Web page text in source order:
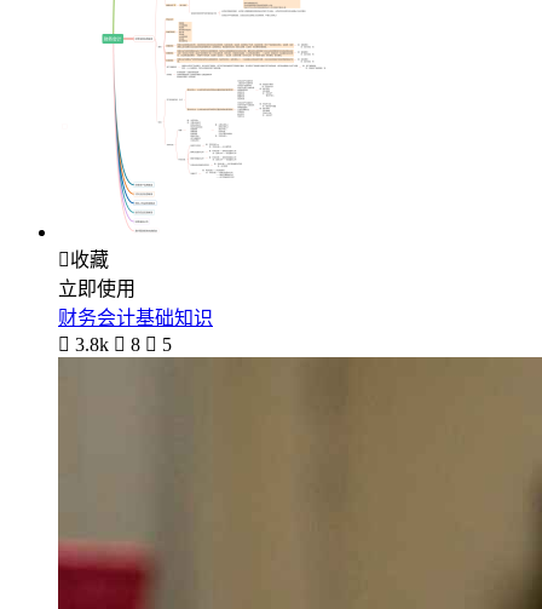
收藏
立即使用
财务会计基础知识
 3.8k  8  5